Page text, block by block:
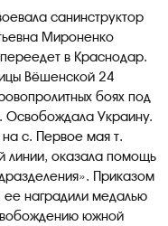
санинструктор
Мироненко
в Краснодар.
Вёшенской 24
боях под
Освобождала Украину.
с. Первое мая т.
линии, оказала помощь
Приказом
наградили медалью
южной